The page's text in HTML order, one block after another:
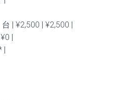
| ¥2,500 | ¥2,500 |
|
|